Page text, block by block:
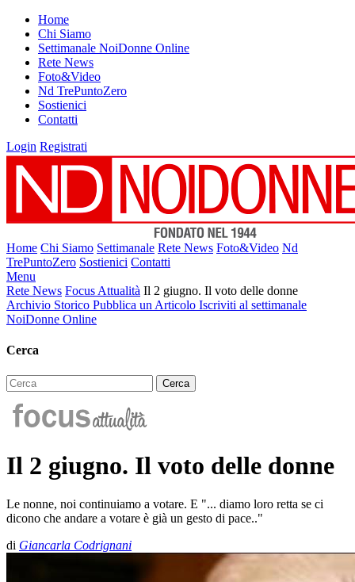
Home
Chi Siamo
Settimanale NoiDonne Online
Rete News
Foto&Video
Nd TrePuntoZero
Sostienici
Contatti
Login Registrati
Home Chi Siamo Settimanale Rete News Foto&Video Nd
TrePuntoZero Sostienici Contatti
Menu
Rete News Focus Attualità Il 2 giugno. Il voto delle donne
Archivio Storico Pubblica un Articolo Iscriviti al settimanale
NoiDonne Online
Cerca
Il 2 giugno. Il voto delle donne
Le nonne, noi continuiamo a votare. E "... diamo loro retta se ci
dicono che andare a votare è già un gesto di pace.."
di Giancarla Codrignani